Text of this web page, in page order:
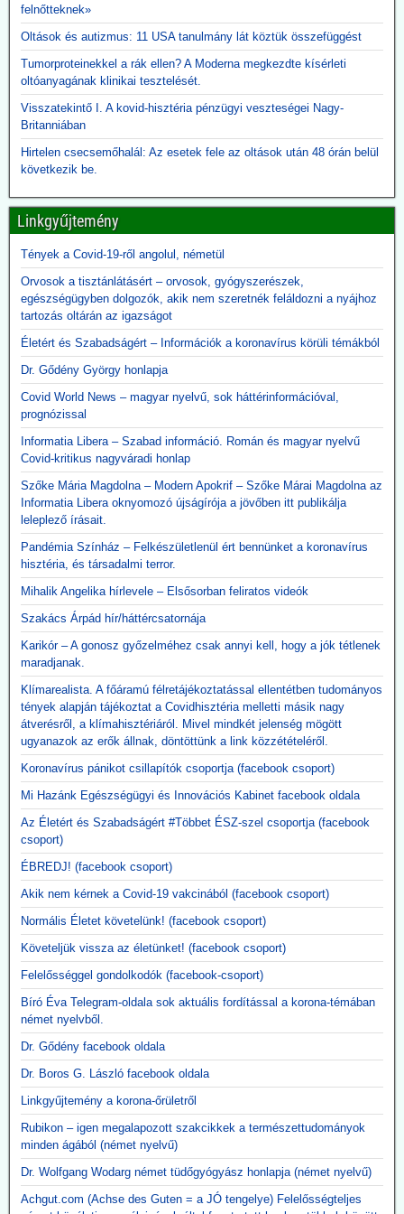
beszüntette, Rubio külügyminiszter újra elindítja
a Gavi finanszírozását
Egy évvel ezelőtt Robert F. Kennedy Jr. egészségügyi miniszter
visszavonta a Gavi számára nyújtott, évi több száz millió dolláros
amerikai támogatást, hivatkozva a DTP-oltással összefüggésbe
hozható gyermekhalálesetekre.
igazolja azt a 8 milliárd dollárt, amelyet Amerika 2001 óta nyújtott
finanszírozásként”.
ebola-esetekre tekintettel - folytatják a Gavi finanszírozását. A
közbizalom Gavi általi visszaszerzéséről Rubio nem ejtett szót.
2026.06.09. 24.hu: A 300 milliárdért beszerzett,
használhatatlan lélegeztetőgépek tárolása eddig
2,3 milliárdba került
A kormány felülvizsgálja a koronavírus idején beszerzett
lélegeztetőgépek ügyét. A járvány alatt közel 300 milliárd forint
értékben szerzett be gépeket az Orbán-kormány annak ellenére,
hogy a szakmai szervezetek világossá tették, hogy nincs elég
ember ennyi gép üzemeltetésére. A kormány felülvizsgálja az akkor
kötött szerződéseket, a vizsgálatot pedig a Külügyminisztérium
folytatja majd le, azonnali hatállyal.
A használhatatlan lélegeztetőgépek tárolása is horribilis összegbe
került: több mint 2,3 milliárd forint volt eddig a raktárköltség.
Közzétevő: Teljesen mellékes, hogy volt-e (van-e) elég ember ennyi
gép üzemeltetésére. A gépek használata kontraproduktív, nem
gyógyítja az influenzás beteget, hanem sietteti, elősegíti halálukat.
Erre több bejegyzésben felhívtuk a figyelmet. Beszerzésük egy célt
szolgált: a 120 milliárd lenyúlását. Ennyi volt a különbség a
gyárkapunál érvényes ár, és a magyar adófizető által kifizetett 300
milliárd között.
A gépek vásárlása emellett hozzájárult a pszichoterrorhoz, ami
aztán ahhoz vezetett, hogy az emberek önként sorba álltak, hogy
fölvehessék a génterápiás oltást.
2026.05.12. JonFletwood.com: A Moderna
megerősítette, hogy új mRNS-bázisú
influenzaoltása hatszor több súlyos mellékhatást
okoz
A New England Journal of Medicine által nemrég közzétett, 3. szintű
tanulmány megerősítette, hogy a Moderna kísérleti mRNS-alapú
szezonális influenzaoltóanyaga, az mRNA-1010, a szokásos
influenzaoltásokhoz képest körülbelül hatszor gyakrabban okozott
súlyos, rövid távú mellékhatásokat, miközben a tünetekkel járó,
PCR-rel igazolt influenzaszerű megbetegedések számának abszolút
csökkenése kevesebb mint egy százalékpont volt.
Közzétevő: A szlogen az ellenkezőjére fordult.
"Hatástalan és ártalmas."
felnőtteknek»
Oltások és autizmus: 11 USA tanulmány lát köztük összefüggést
Tumorproteinekkel a rák ellen? A Moderna megkezdte kísérleti
oltóanyagának klinikai tesztelését.
Visszatekintő I. A kovid-hisztéria pénzügyi veszteségei Nagy-
Britanniában
Hirtelen csecsemőhalál: Az esetek fele az oltások után 48 órán belül
következik be.
Linkgyűjtemény
Tények a Covid-19-ről angolul, németül
Orvosok a tisztánlátásért – orvosok, gyógyszerészek,
egészségügyben dolgozók, akik nem szeretnék feláldozni a nyájhoz
tartozás oltárán az igazságot
Életért és Szabadságért – Információk a koronavírus körüli témákból
Dr. Gődény György honlapja
Covid World News – magyar nyelvű, sok háttérinformációval,
prognózissal
Informatia Libera – Szabad információ. Román és magyar nyelvű
Covid-kritikus nagyváradi honlap
Szőke Mária Magdolna – Modern Apokrif – Szőke Márai Magdolna az
Informatia Libera oknyomozó újságírója a jövőben itt publikálja
leleplező írásait.
Pandémia Színház – Felkészületlenül ért bennünket a koronavírus
hisztéria, és társadalmi terror.
Mihalik Angelika hírlevele – Elsősorban feliratos videók
Szakács Árpád hír/háttércsatornája
Karikór – A gonosz győzelméhez csak annyi kell, hogy a jók tétlenek
maradjanak.
Klímarealista. A főáramú félretájékoztatással ellentétben tudományos
tények alapján tájékoztat a Covidhisztéria melletti másik nagy
átverésről, a klímahisztériáról. Mivel mindkét jelenség mögött
ugyanazok az erők állnak, döntöttünk a link közzétételéről.
Koronavírus pánikot csillapítók csoportja (facebook csoport)
Mi Hazánk Egészségügyi és Innovációs Kabinet facebook oldala
Az Életért és Szabadságért #Többet ÉSZ-szel csoportja (facebook
csoport)
ÉBREDJ! (facebook csoport)
Akik nem kérnek a Covid-19 vakcinából (facebook csoport)
Normális Életet követelünk! (facebook csoport)
Követeljük vissza az életünket! (facebook csoport)
Felelősséggel gondolkodók (facebook-csoport)
Bíró Éva Telegram-oldala sok aktuális fordítással a korona-témában
német nyelvből.
Dr. Gődény facebook oldala
Dr. Boros G. László facebook oldala
Linkgyűjtemény a korona-őrületről
Rubikon – igen megalapozott szakcikkek a természettudományok
minden ágából (német nyelvű)
Dr. Wolfgang Wodarg német tüdőgyógyász honlapja (német nyelvű)
Achgut.com (Achse des Guten = a JÓ tengelye) Felelősségteljes